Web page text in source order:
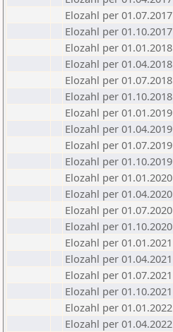
Elozahl per 01.07.2017
Elozahl per 01.10.2017
Elozahl per 01.01.2018
Elozahl per 01.04.2018
Elozahl per 01.07.2018
Elozahl per 01.10.2018
Elozahl per 01.01.2019
Elozahl per 01.04.2019
Elozahl per 01.07.2019
Elozahl per 01.10.2019
Elozahl per 01.01.2020
Elozahl per 01.04.2020
Elozahl per 01.07.2020
Elozahl per 01.10.2020
Elozahl per 01.01.2021
Elozahl per 01.04.2021
Elozahl per 01.07.2021
Elozahl per 01.10.2021
Elozahl per 01.01.2022
Elozahl per 01.04.2022